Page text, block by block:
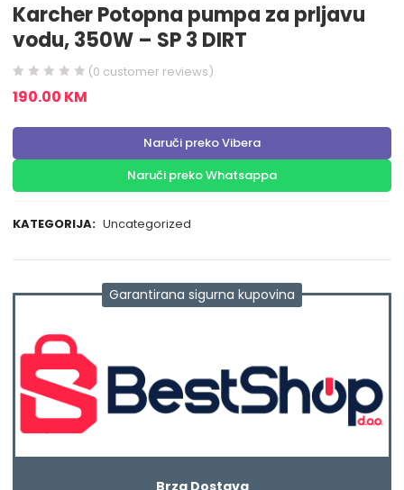
Karcher Potopna pumpa za prljavu
vodu, 350W – SP 3 DIRT
(0 customer reviews)
190.00 KM
Naruči preko Vibera
Naruči preko Whatsappa
KATEGORIJA: Uncategorized
Garantirana sigurna kupovina
Brza Dostava